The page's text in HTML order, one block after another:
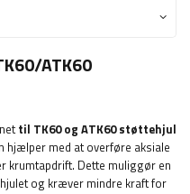
ATK60
til TK60 og ATK60 støttehjul
hjælper med at overføre aksiale
krumtapdrift. Dette muliggør en
og kræver mindre kraft for